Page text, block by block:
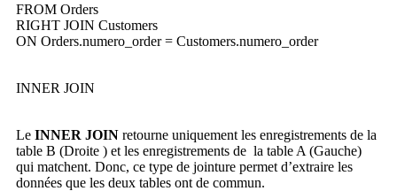
FROM Orders
RIGHT JOIN Customers
ON Orders.numero_order = Customers.numero_order
INNER JOIN
Le INNER JOIN retourne uniquement les enregistrements de la
table B (Droite ) et les enregistrements de la table A (Gauche)
qui matchent. Donc, ce type de jointure permet d’extraire les
données que les deux tables ont de commun.